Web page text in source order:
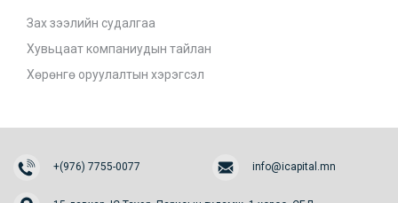
Зах зээлийн судалгаа
Хувьцаат компаниудын тайлан
Хөрөнгө оруулалтын хэрэгсэл
+(976) 7755-0077 info@icapital.mn